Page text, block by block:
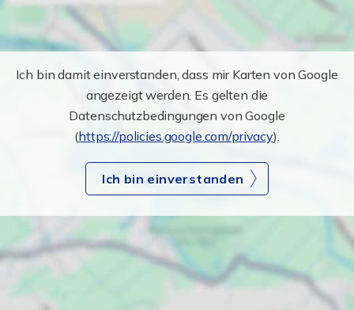
Ich bin damit einverstanden, dass mir Karten von Google
angezeigt werden. Es gelten die
Datenschutzbedingungen von Google
(https://policies.google.com/privacy).
Ich bin einverstanden